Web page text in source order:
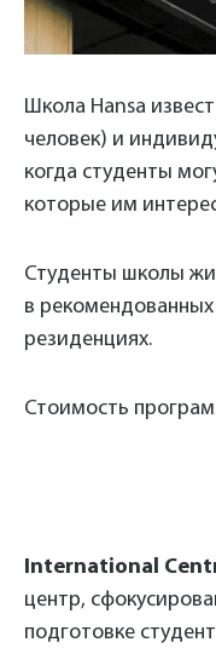
Школа Hansa
человек) и
когда студенты
которые им
Студенты школы
в
резиденциях.
Стоимость
International
центр,
подготовке